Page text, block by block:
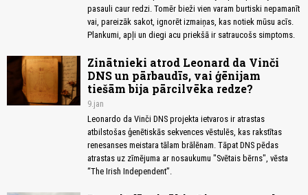
pasauli caur redzi. Tomēr bieži vien varam burtiski nepamanīt
vai, pareizāk sakot, ignorēt izmaiņas, kas notiek mūsu acīs.
Plankumi, apļi un diegi acu priekšā ir satraucošs simptoms.
Zinātnieki atrod Leonard da Vinči
DNS un pārbaudīs, vai ģēnijam
tiešām bija pārcilvēka redze?
9.jan
Leonardo da Vinči DNS projekta ietvaros ir atrastas
atbilstošas ​​ģenētiskās sekvences vēstulēs, kas rakstītas
renesanses meistara tālam brālēnam. Tāpat DNS pēdas
atrastas uz zīmējuma ar nosaukumu "Svētais bērns", vēsta
“The Irish Independent”.